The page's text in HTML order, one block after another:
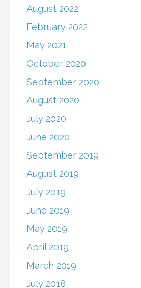
August 2022
February 2022
May 2021
October 2020
September 2020
August 2020
July 2020
June 2020
September 2019
August 2019
July 2019
June 2019
May 2019
April 2019
March 2019
July 2018